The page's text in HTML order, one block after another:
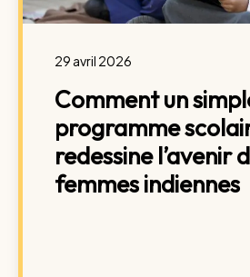
29 avril 2026
Comment un
programme
redessine l’avenir
femmes indiennes